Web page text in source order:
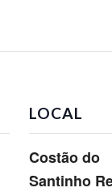
LOCAL
Costão do
Santinho